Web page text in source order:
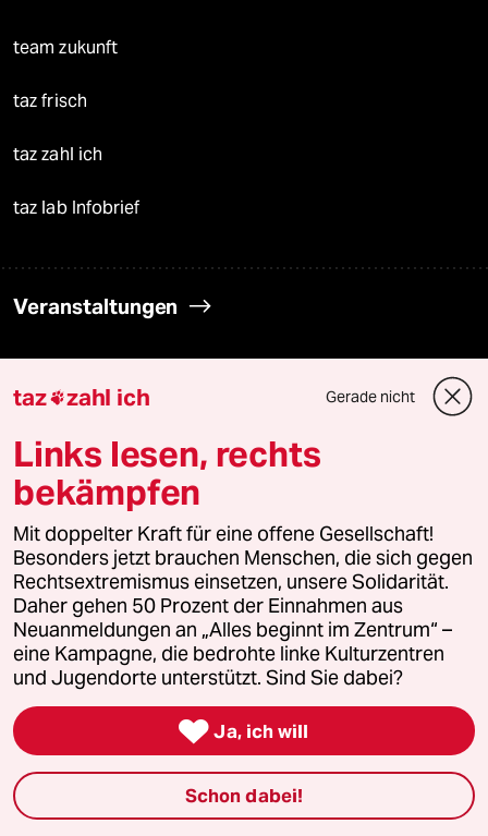
team zukunft
taz frisch
taz zahl ich
taz lab Infobrief
Veranstaltungen
Live im Stream
Vergangene
taz lab 2027
Mehr taz Lesestoff
taz Blogs
taz FUTURZWEI
taz zahl ich Gerade nicht
Links lesen, rechts
bekämpfen
Mit doppelter Kraft für eine offene Gesellschaft!
Besonders jetzt brauchen Menschen, die sich gegen
Rechtsextremismus einsetzen, unsere Solidarität.
Daher gehen 50 Prozent der Einnahmen aus
Neuanmeldungen an „Alles beginnt im Zentrum“ –
eine Kampagne, die bedrohte linke Kulturzentren
und Jugendorte unterstützt. Sind Sie dabei?
 Ja, ich will
Schon dabei!